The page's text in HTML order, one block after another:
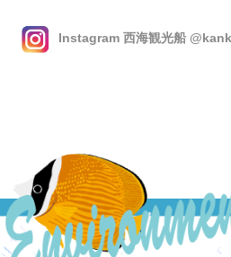
Instagram 西海観光船